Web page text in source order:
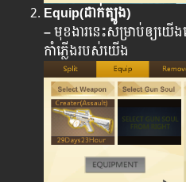
Equip(ដាក់ត្បូង)
–មុខងារនេះសម្រាប់ឲ្យយើង
កាំភ្លើងរបស់យើង